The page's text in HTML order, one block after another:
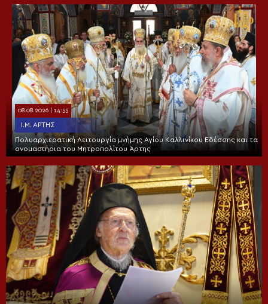
08.08.2026 | 14:55
Ι.Μ. ΆΡΤΗΣ
Πολυαρχιερατική Λειτουργία μνήμης Αγίου Καλλινίκου Εδέσσης και τα
ονομαστήρια του Μητροπολίτου Άρτης